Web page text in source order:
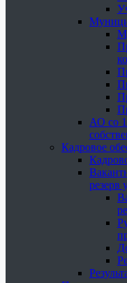
АО со
Кадровое
резерв